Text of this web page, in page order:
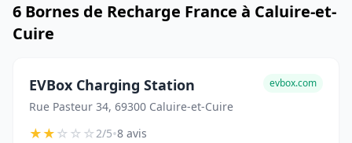
6 Bornes de Recharge France à Caluire-et-
Cuire
EVBox Charging Station
Rue Pasteur 34, 69300 Caluire-et-Cuire
evbox.com
★★☆☆☆2/5•8 avis